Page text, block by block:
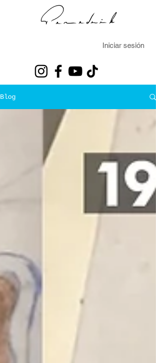
Iniciar sesión
Blog